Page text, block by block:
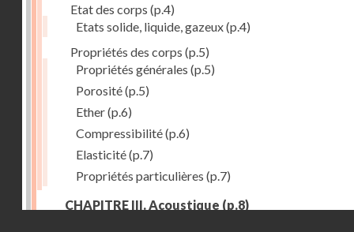
Etat des corps (p.4)
Etats solide, liquide, gazeux(p.4)
Propriétés des corps (p.5)
Propriétés générales (p.5)
Porosité(p.5)
Ether(p.6)
Compressibilité(p.6)
Elasticité(p.7)
Propriétés particulières (p.7)
CHAPITRE III. Acoustique (p.8)